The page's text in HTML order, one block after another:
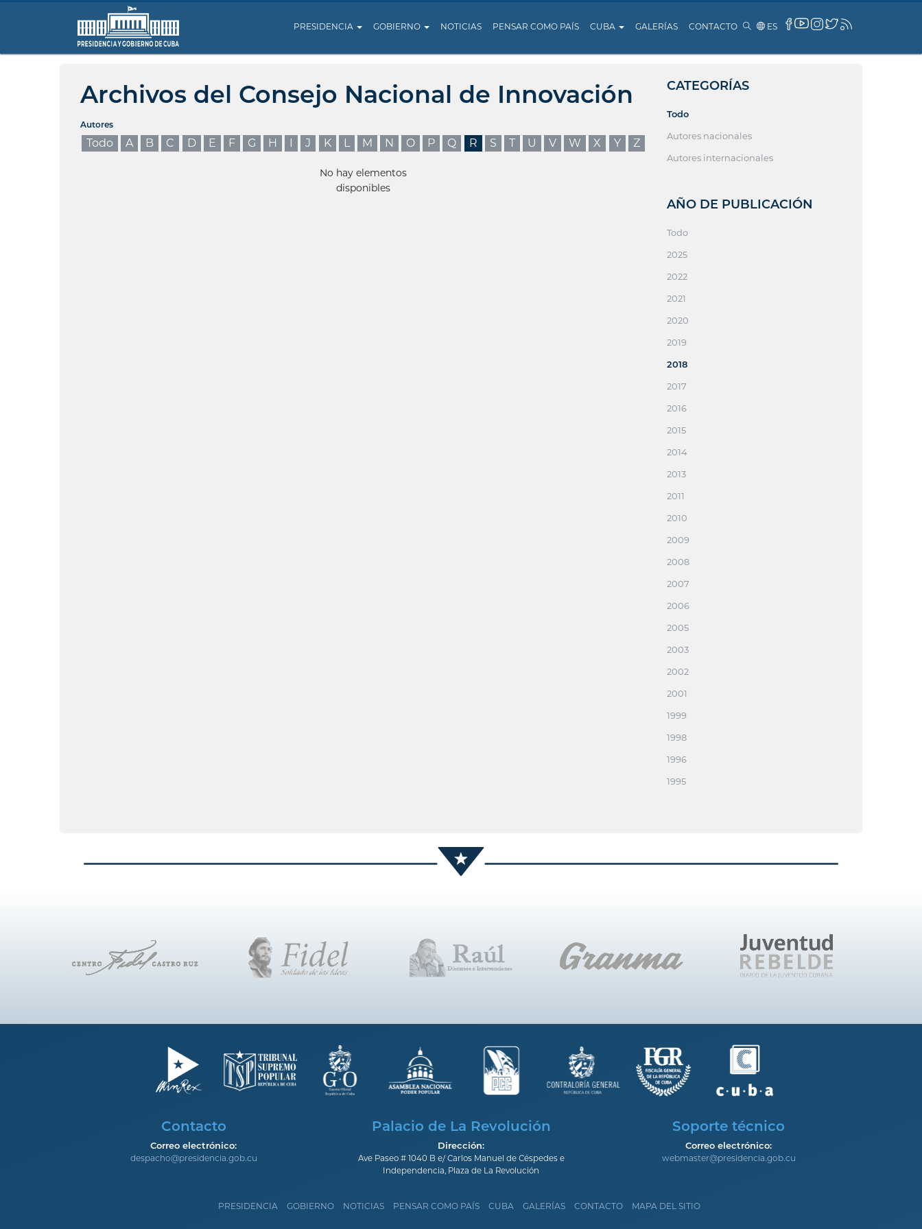
PRESIDENCIA GOBIERNO NOTICIAS PENSAR COMO PAÍS CUBA GALERÍAS CONTACTO ES
Archivos del Consejo Nacional de Innovación
Autores
Todo A B C D E F G H I J K L M N O P Q R S T U V W X Y Z
No hay elementos
disponibles
CATEGORÍAS
Todo
Autores nacionales
Autores internacionales
AÑO DE PUBLICACIÓN
Todo
2025
2022
2021
2020
2019
2018
2017
2016
2015
2014
2013
2011
2010
2009
2008
2007
2006
2005
2003
2002
2001
1999
1998
1996
1995
Contacto
Correo electrónico:
despacho@presidencia.gob.cu
Palacio de La Revolución
Dirección:
Ave Paseo # 1040 B e/ Carlos Manuel de Céspedes e
Independencia, Plaza de La Revolución
Soporte técnico
Correo electrónico:
webmaster@presidencia.gob.cu
PRESIDENCIA GOBIERNO NOTICIAS PENSAR COMO PAÍS CUBA GALERÍAS CONTACTO MAPA DEL SITIO